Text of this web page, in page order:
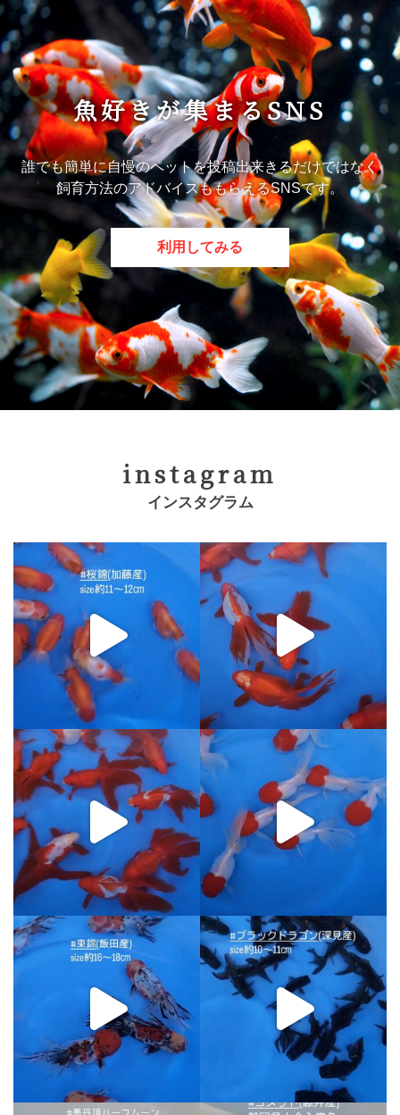
魚好きが集まるSNS
誰でも簡単に自慢のペットを投稿出来きるだけではなく
飼育方法のアドバイスももらえるSNSです。
利用してみる
instagram
インスタグラム